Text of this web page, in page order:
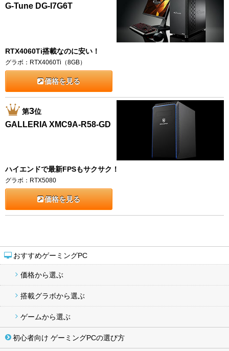
おすすめゲーミングPC
価格から選ぶ
搭載グラボから選ぶ
ゲームから選ぶ
初心者向け ゲーミングPCの選び方
G-Tune DG-I7G6T
RTX4060Ti搭載なのに安い！
グラボ：RTX4060Ti（8GB）
価格を見る
第3位
GALLERIA XMC9A-R58-GD
ハイエンドで最新FPSもサクサク！
グラボ：RTX5080
価格を見る